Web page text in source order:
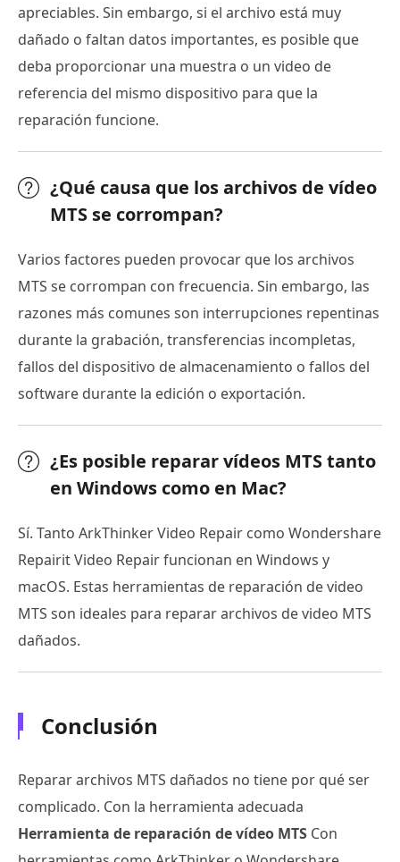
apreciables. Sin embargo, si el archivo está muy
dañado o faltan datos importantes, es posible que
deba proporcionar una muestra o un video de
referencia del mismo dispositivo para que la
reparación funcione.
¿Qué causa que los archivos de vídeo
MTS se corrompan?
Varios factores pueden provocar que los archivos
MTS se corrompan con frecuencia. Sin embargo, las
razones más comunes son interrupciones repentinas
durante la grabación, transferencias incompletas,
fallos del dispositivo de almacenamiento o fallos del
software durante la edición o exportación.
¿Es posible reparar vídeos MTS tanto
en Windows como en Mac?
Sí. Tanto ArkThinker Video Repair como Wondershare
Repairit Video Repair funcionan en Windows y
macOS. Estas herramientas de reparación de video
MTS son ideales para reparar archivos de video MTS
dañados.
Conclusión
Reparar archivos MTS dañados no tiene por qué ser
complicado. Con la herramienta adecuada
Herramienta de reparación de vídeo MTS Con